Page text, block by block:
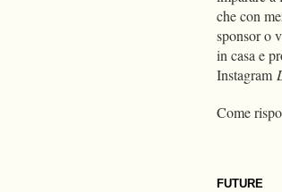
FUTURE
che con
sponsor o
in casa e
Instagram
Come